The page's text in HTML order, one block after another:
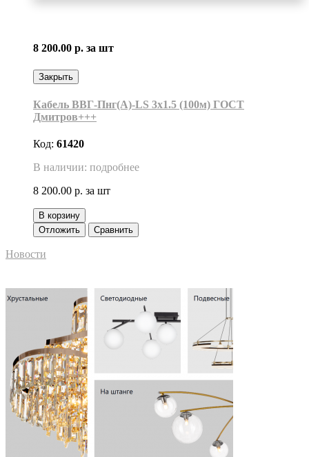
8 200.00 р. за шт
Закрыть
Кабель ВВГ-Пнг(А)-LS 3х1.5 (100м) ГОСТ
Дмитров+++
Код: 61420
В наличии: подробнее
8 200.00 р. за шт
В корзину
Отложить
Сравнить
Новости